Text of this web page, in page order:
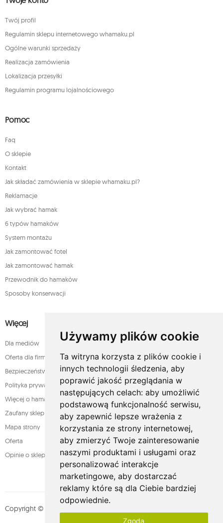
Używamy plików cookie
Ta witryna korzysta z plików cookie i
innych technologii śledzenia, aby
poprawić jakość przeglądania w
następujących celach: aby umożliwić
podstawową funkcjonalność serwisu,
aby zapewnić lepsze wrażenia z
korzystania ze strony internetowej,
aby zmierzyć Twoje zainteresowanie
naszymi produktami i usługami oraz
personalizować interakcje
marketingowe, aby dostarczać
reklamy które są dla Ciebie bardziej
odpowiednie.
Zgoda
Twój profil
Regulamin sklepu internetowego whamaku.pl
Ogólne warunki sprzedaży
Realizacja zamówienia
Lokalizacja przesyłki
Regulamin programu lojalnościowego
Pomoc
Faq
O sklepie
Kontakt
Jak składać zamówienia w sklepie whamaku.pl?
Reklamacje
Jak wybrać hamak
6 typów hamaków
System montażu
Jak zamontować fotel
Jak zamontować hamak
Przewodnik do hamaków
Sposoby konserwacji
Więcej
Dla mediów
Oferta dla firm
Bezpieczeństwo płatności
Polityka prywatności
Więcej o hamakach
Zaufany sklep
Mapa strony
Oferta
Opinie o sklepie
Copyright © whamaku.pl. Wszystkie prawa zastrzeżone. Designed by